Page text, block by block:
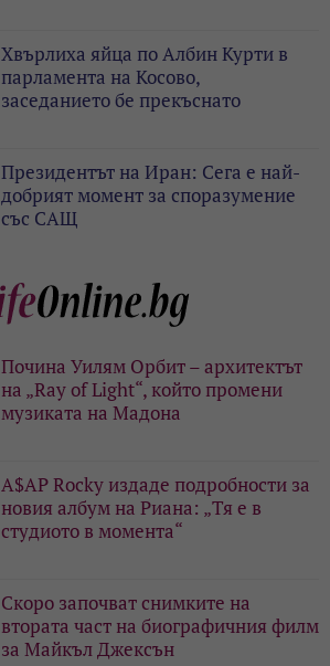
Хвърлиха яйца по Албин Курти в
парламента на Косово,
заседанието бе прекъснато
Президентът на Иран: Сега е най-
добрият момент за споразумение
със САЩ
Почина Уилям Орбит – архитектът
на „Ray of Light“, който промени
музиката на Мадона
A$AP Rocky издаде подробности за
новия албум на Риана: „Тя е в
студиото в момента“
Скоро започват снимките на
втората част на биографичния филм
за Майкъл Джексън